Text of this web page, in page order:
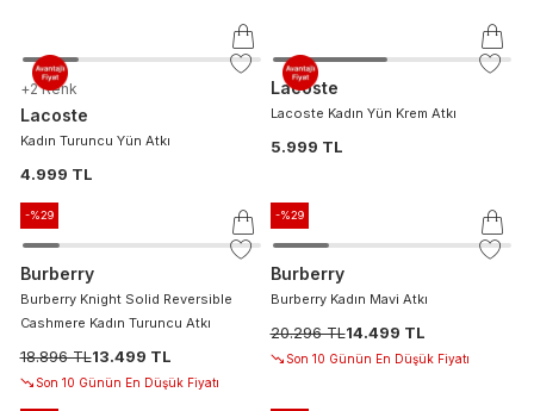
+2 Renk
Lacoste
Kadın Turuncu Yün Atkı
4.999 TL
Lacoste
Lacoste Kadın Yün Krem Atkı
5.999 TL
-%29
Burberry
Burberry Knight Solid Reversible
Cashmere Kadın Turuncu Atkı
18.896 TL13.499 TL
Son 10 Günün En Düşük Fiyatı
-%29
Burberry
Burberry Kadın Mavi Atkı
20.296 TL14.499 TL
Son 10 Günün En Düşük Fiyatı